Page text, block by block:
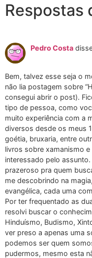
Respostas
Pedro Costa
Bem, talvez esse seja o
não lia postagem sobre
consegui abrir o post).
tipo de pessoa, como
muito experiência com a
diversos desde os meus
goétia, bruxaria, entre
livros sobre xamanismo
interessado pelo
prazeroso pra quem
me descobrindo na
evangélica, cada uma
Por ter frequentado as
resolvi buscar o
Hinduísmo, Budismo,
ver preso a apenas uma
podemos ser quem
pudermos, mesmo esta